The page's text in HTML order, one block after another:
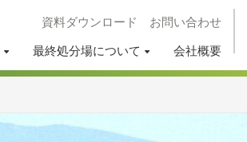
資料ダウンロード お問い合わせ
最終処分場について 会社概要